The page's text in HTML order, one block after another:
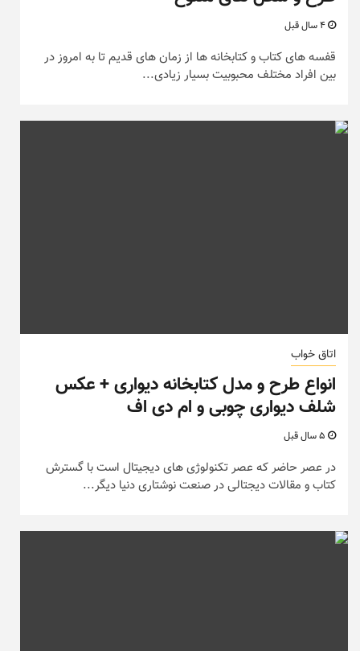
قفسه های کتاب و کتابخانه ها از زمان های قدیم تا به امروز در
بین افراد مختلف محبوبیت بسیار زیادی...
اتاق خواب
انواع طرح و مدل کتابخانه دیواری + عکس
شلف دیواری چوبی و ام دی اف
در عصر حاضر که عصر تکنولوژی های دیجیتال است با گسترش
کتاب و مقالات دیجتالی در صنعت نوشتاری دنیا دیگر...